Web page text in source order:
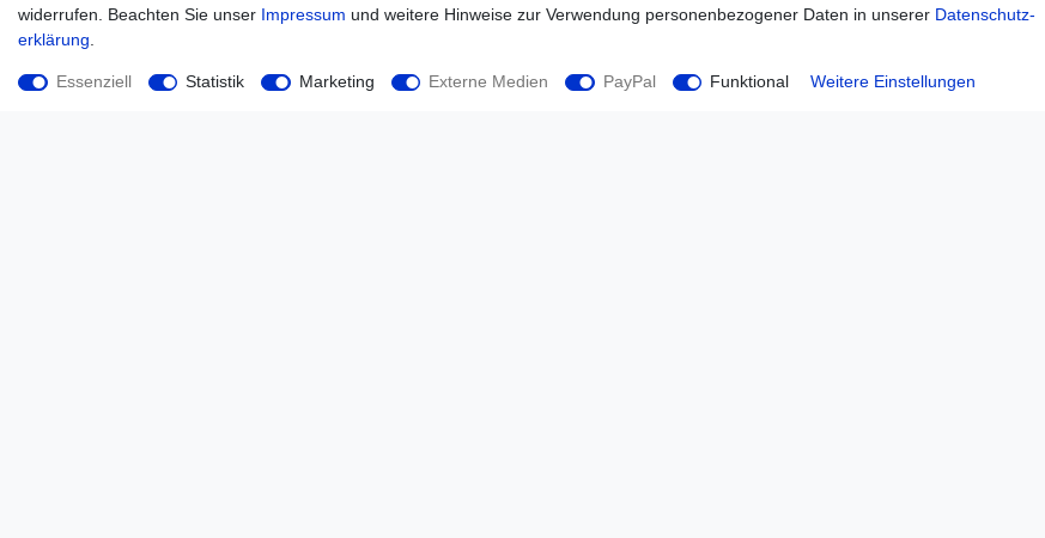
Kraftstofffilter Dieselfilter für John Deere 20 30 40 50
widerrufen. Beachten Sie unser Impressum und weitere Hinweise zur Verwendung personenbezogener Daten in unserer Daten­schutz­
erklärung
Essenziell Statistik Marketing Externe Medien PayPal Funktional Weitere Einstellungen